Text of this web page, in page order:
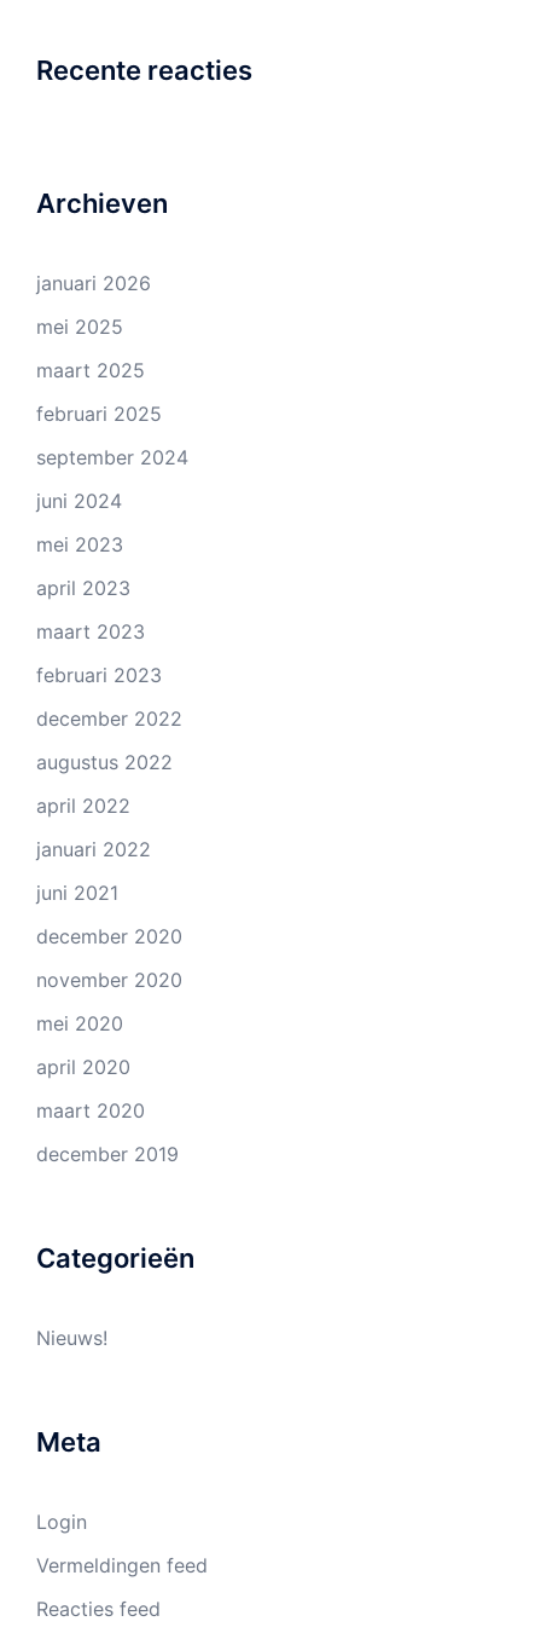
Recente reacties
Archieven
januari 2026
mei 2025
maart 2025
februari 2025
september 2024
juni 2024
mei 2023
april 2023
maart 2023
februari 2023
december 2022
augustus 2022
april 2022
januari 2022
juni 2021
december 2020
november 2020
mei 2020
april 2020
maart 2020
december 2019
Categorieën
Nieuws!
Meta
Login
Vermeldingen feed
Reacties feed